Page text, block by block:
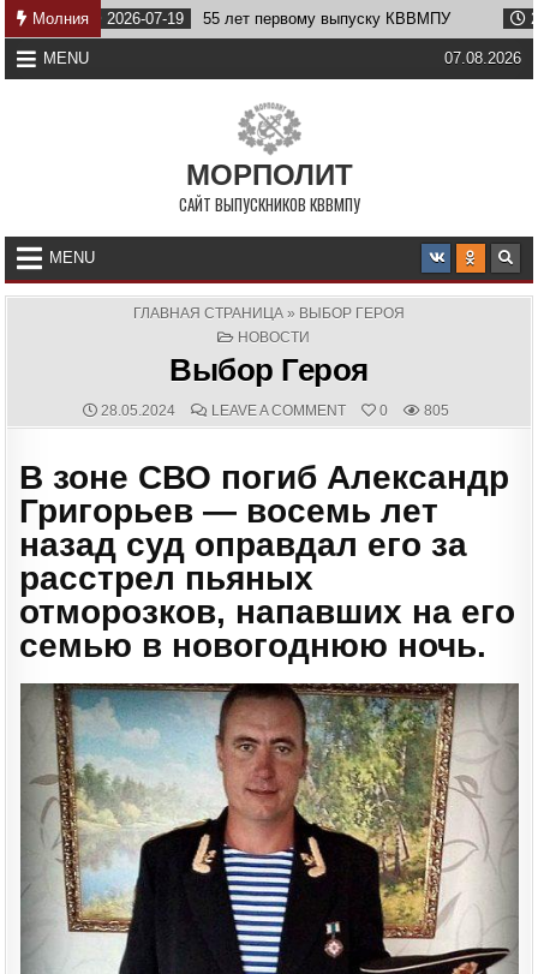
Skip
to
content
Молния
2026-07-19 55 лет первому выпуску КВВМПУ 2026-07-
MENU 07.08.2026
МОРПОЛИТ
САЙТ ВЫПУСКНИКОВ КВВМПУ
MENU
ГЛАВНАЯ СТРАНИЦА » ВЫБОР ГЕРОЯ
POSTED
НОВОСТИ
Выбор Героя
PUBLISHED
DATE:
28.05.2024 COMMENTS:
LEAVE A COMMENTON
ВЫБОР
0 805
В зоне СВО погиб Александр
Григорьев — восемь лет
назад суд оправдал его за
расстрел пьяных
отморозков, напавших на его
семью в новогоднюю ночь.